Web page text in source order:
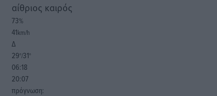
αίθριος καιρός
73%
41km/h
Δ
29°/31°
06:18
20:07
πρόγνωση: